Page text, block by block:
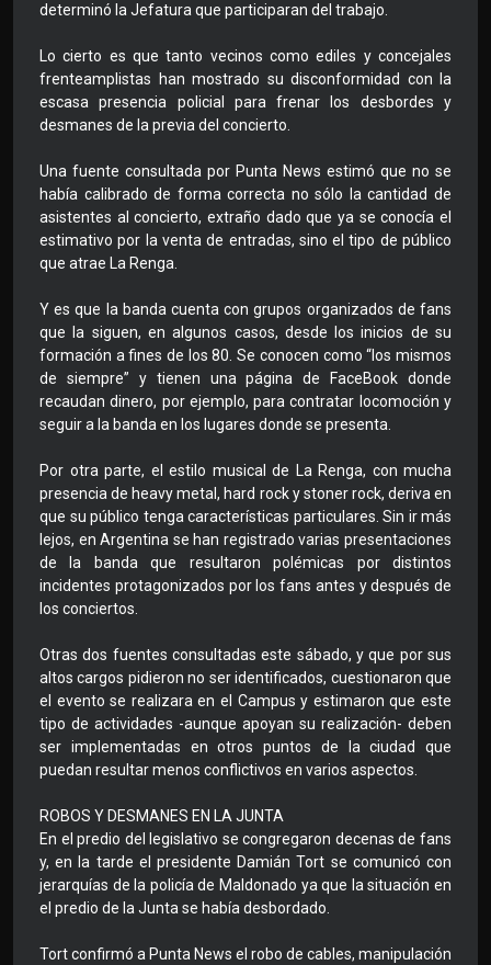
determinó la Jefatura que participaran del trabajo.
Lo cierto es que tanto vecinos como ediles y concejales
frenteamplistas han mostrado su disconformidad con la
escasa presencia policial para frenar los desbordes y
desmanes de la previa del concierto.
Una fuente consultada por Punta News estimó que no se
había calibrado de forma correcta no sólo la cantidad de
asistentes al concierto, extraño dado que ya se conocía el
estimativo por la venta de entradas, sino el tipo de público
que atrae La Renga.
Y es que la banda cuenta con grupos organizados de fans
que la siguen, en algunos casos, desde los inicios de su
formación a fines de los 80. Se conocen como “los mismos
de siempre” y tienen una página de FaceBook donde
recaudan dinero, por ejemplo, para contratar locomoción y
seguir a la banda en los lugares donde se presenta.
Por otra parte, el estilo musical de La Renga, con mucha
presencia de heavy metal, hard rock y stoner rock, deriva en
que su público tenga características particulares. Sin ir más
lejos, en Argentina se han registrado varias presentaciones
de la banda que resultaron polémicas por distintos
incidentes protagonizados por los fans antes y después de
los conciertos.
Otras dos fuentes consultadas este sábado, y que por sus
altos cargos pidieron no ser identificados, cuestionaron que
el evento se realizara en el Campus y estimaron que este
tipo de actividades -aunque apoyan su realización- deben
ser implementadas en otros puntos de la ciudad que
puedan resultar menos conflictivos en varios aspectos.
ROBOS Y DESMANES EN LA JUNTA
En el predio del legislativo se congregaron decenas de fans
y, en la tarde el presidente Damián Tort se comunicó con
jerarquías de la policía de Maldonado ya que la situación en
el predio de la Junta se había desbordado.
Tort confirmó a Punta News el robo de cables, manipulación